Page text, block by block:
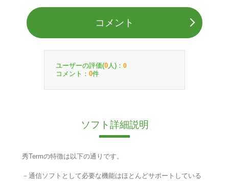
コメント
ユーザーの評価(0 人)： 0
コメント： 0件
ソフト詳細説明
秀Termの特徴は以下の通りです。
－通信ソフトとして必要な機能はほとんどサポートしている